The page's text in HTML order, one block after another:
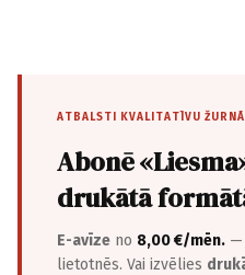
ATBALSTI KVALITATĪVU
Abonē
drukātā
E-avīze no 8,00 €/mēn. —
lietotnēs. Vai izvēlies